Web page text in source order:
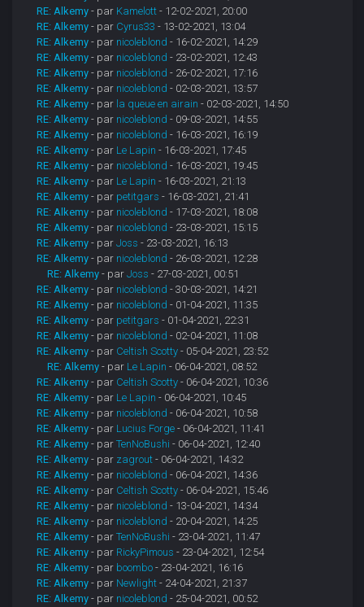
RE: Alkemy - par Kamelott - 12-02-2021, 20:00
RE: Alkemy - par Cyrus33 - 13-02-2021, 13:04
RE: Alkemy - par nicoleblond - 16-02-2021, 14:29
RE: Alkemy - par nicoleblond - 23-02-2021, 12:43
RE: Alkemy - par nicoleblond - 26-02-2021, 17:16
RE: Alkemy - par nicoleblond - 02-03-2021, 13:57
RE: Alkemy - par la queue en airain - 02-03-2021, 14:50
RE: Alkemy - par nicoleblond - 09-03-2021, 14:55
RE: Alkemy - par nicoleblond - 16-03-2021, 16:19
RE: Alkemy - par Le Lapin - 16-03-2021, 17:45
RE: Alkemy - par nicoleblond - 16-03-2021, 19:45
RE: Alkemy - par Le Lapin - 16-03-2021, 21:13
RE: Alkemy - par petitgars - 16-03-2021, 21:41
RE: Alkemy - par nicoleblond - 17-03-2021, 18:08
RE: Alkemy - par nicoleblond - 23-03-2021, 15:15
RE: Alkemy - parJoss - 23-03-2021, 16:13
RE: Alkemy - par nicoleblond - 26-03-2021, 12:28
RE: Alkemy - parJoss - 27-03-2021, 00:51
RE: Alkemy - par nicoleblond - 30-03-2021, 14:21
RE: Alkemy - par nicoleblond - 01-04-2021, 11:35
RE: Alkemy - par petitgars - 01-04-2021, 22:31
RE: Alkemy - par nicoleblond - 02-04-2021, 11:08
RE: Alkemy - par Celtish Scotty - 05-04-2021, 23:52
RE: Alkemy - par Le Lapin - 06-04-2021, 08:52
RE: Alkemy - par Celtish Scotty - 06-04-2021, 10:36
RE: Alkemy - par Le Lapin - 06-04-2021, 10:45
RE: Alkemy - par nicoleblond - 06-04-2021, 10:58
RE: Alkemy - par Lucius Forge - 06-04-2021, 11:41
RE: Alkemy - parTenNoBushi - 06-04-2021, 12:40
RE: Alkemy - par zagrout - 06-04-2021, 14:32
RE: Alkemy - par nicoleblond - 06-04-2021, 14:36
RE: Alkemy - par Celtish Scotty - 06-04-2021, 15:46
RE: Alkemy - par nicoleblond - 13-04-2021, 14:34
RE: Alkemy - par nicoleblond - 20-04-2021, 14:25
RE: Alkemy - parTenNoBushi - 23-04-2021, 11:47
RE: Alkemy - par RickyPimous - 23-04-2021, 12:54
RE: Alkemy - par boombo - 23-04-2021, 16:16
RE: Alkemy - par Newlight - 24-04-2021, 21:37
RE: Alkemy - par nicoleblond - 25-04-2021, 00:52